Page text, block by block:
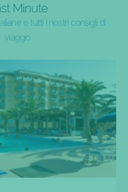
Minute
e tutti i nostri consigli di
viaggio